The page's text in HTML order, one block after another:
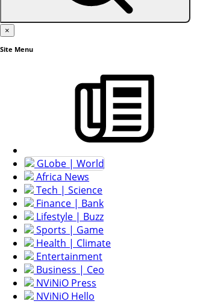
×
Site Menu
GLobe | World
Africa News
Tech | Science
Finance | Bank
Lifestyle | Buzz
Sports | Game
Health | Climate
Entertainment
Business | Ceo
NViNiO Press
NViNiO Hello